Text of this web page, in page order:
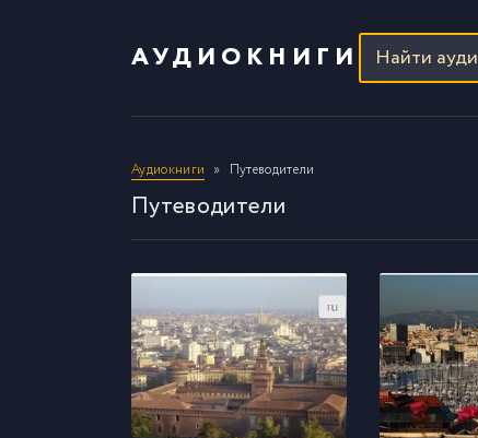
АУДИОКНИГИ
Аудиокниги Путеводители
Путеводители